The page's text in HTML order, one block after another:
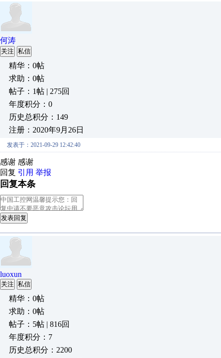
何涛
关注 私信
精华：0帖
求助：0帖
帖子：1帖 | 275回
年度积分：0
历史总积分：149
注册：2020年9月26日
发表于：2021-09-29 12:42:40
感谢 感谢
回复 引用 举报
回复本条
发表回复
luoxun
关注 私信
精华：0帖
求助：0帖
帖子：5帖 | 816回
年度积分：7
历史总积分：2200